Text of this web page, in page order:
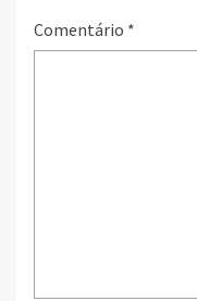
Comentário *